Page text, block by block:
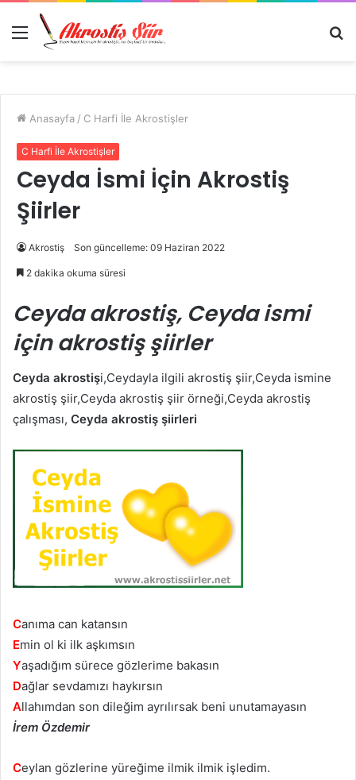
Menü
Anasayfa / C Harfi İle Akrostişler
C Harfi İle Akrostişler
Ceyda İsmi İçin Akrostiş
Şiirler
Akrostiş Son güncelleme: 09 Haziran 2022
2 dakika okuma süresi
Ceyda akrostiş, Ceyda ismi
için akrostiş şiirler
Ceyda akrostişi,Ceydayla ilgili akrostiş şiir,Ceyda ismine
akrostiş şiir,Ceyda akrostiş şiir örneği,Ceyda akrostiş
çalışması, Ceyda akrostiş şiirleri
Canıma can katansın
Emin ol ki ilk aşkımsın
Yaşadığım sürece gözlerime bakasın
Dağlar sevdamızı haykırsın
Allahımdan son dileğim ayrılırsak beni unutamayasın
İrem Özdemir
Ceylan gözlerine yüreğime ilmik ilmik işledim.